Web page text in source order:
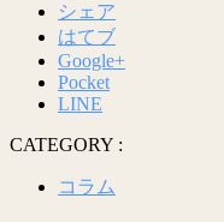
シェア
はてブ
Google+
Pocket
LINE
CATEGORY :
コラム